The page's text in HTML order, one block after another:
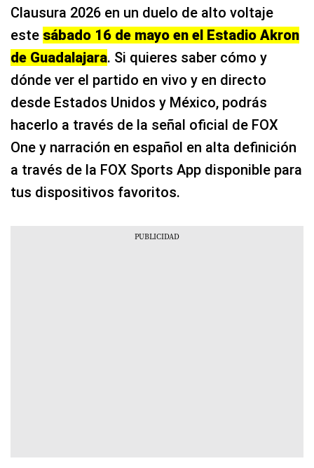
Clausura 2026 en un duelo de alto voltaje
este sábado 16 de mayo en el Estadio Akron
de Guadalajara. Si quieres saber cómo y
dónde ver el partido en vivo y en directo
desde Estados Unidos y México, podrás
hacerlo a través de la señal oficial de FOX
One y narración en español en alta definición
a través de la FOX Sports App disponible para
tus dispositivos favoritos.